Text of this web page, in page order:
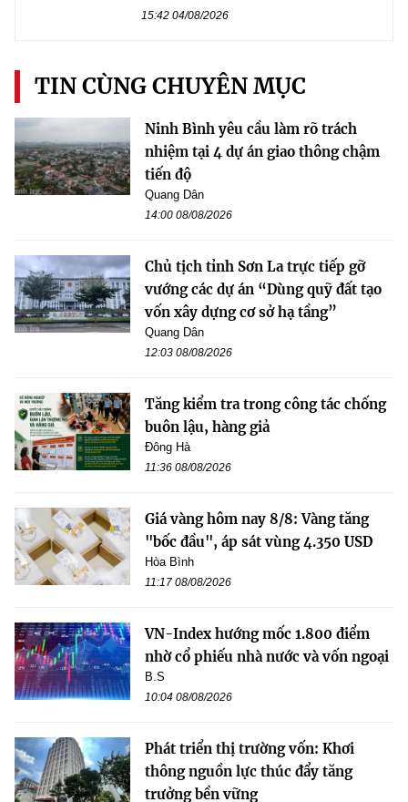
15:42 04/08/2026
TIN CÙNG CHUYÊN MỤC
Ninh Bình yêu cầu làm rõ trách
nhiệm tại 4 dự án giao thông chậm
tiến độ
Quang Dân
14:00 08/08/2026
Chủ tịch tỉnh Sơn La trực tiếp gỡ
vướng các dự án “Dùng quỹ đất tạo
vốn xây dựng cơ sở hạ tầng”
Quang Dân
12:03 08/08/2026
Tăng kiểm tra trong công tác chống
buôn lậu, hàng giả
Đông Hà
11:36 08/08/2026
Giá vàng hôm nay 8/8: Vàng tăng
"bốc đầu", áp sát vùng 4.350 USD
Hòa Bình
11:17 08/08/2026
VN-Index hướng mốc 1.800 điểm
nhờ cổ phiếu nhà nước và vốn ngoại
B.S
10:04 08/08/2026
Phát triển thị trường vốn: Khơi
thông nguồn lực thúc đẩy tăng
trưởng bền vững